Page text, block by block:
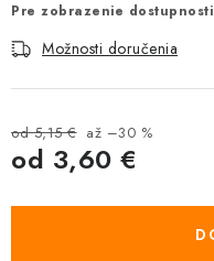
Pre zobrazenie
Možnosti doručenia
od 5,15 € až –30 %
od 3,60 €